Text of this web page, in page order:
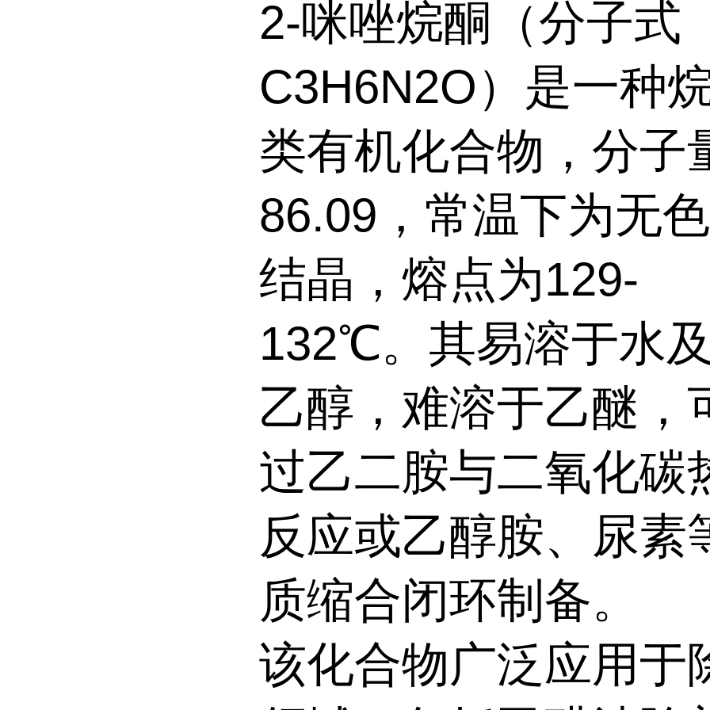
2-咪唑烷酮（分子式
C3H6N2O）是一种
类有机化合物，分子
86.09，常温下为无
结晶，熔点为129-
132℃。其易溶于水
乙醇，难溶于乙醚，
过乙二胺与二氧化碳
反应或乙醇胺、尿素
质缩合闭环制备。
该化合物广泛应用于